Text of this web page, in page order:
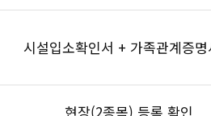
시설입소확인서 + 가족관계증명
현장(2종목) 등록 확인